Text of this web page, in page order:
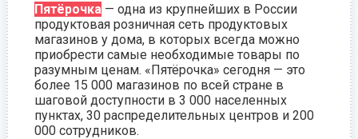
Пятёрочка — одна из крупнейших в России
продуктовая розничная сеть продуктовых
магазинов у дома, в которых всегда можно
приобрести самые необходимые товары по
разумным ценам. «Пятёрочка» сегодня — это
более 15 000 магазинов по всей стране в
шаговой доступности в 3 000 населенных
пунктах, 30 распределительных центров и 200
000 сотрудников.